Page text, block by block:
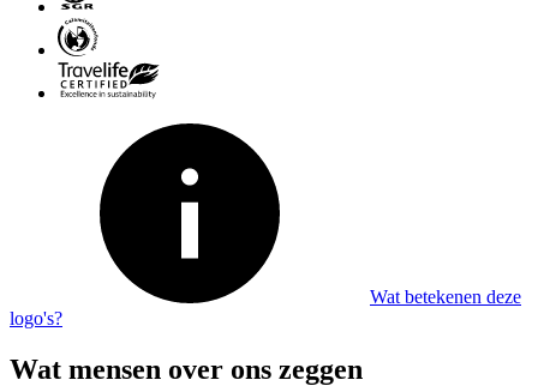
Wat betekenen deze
logo's?
Wat mensen over ons zeggen